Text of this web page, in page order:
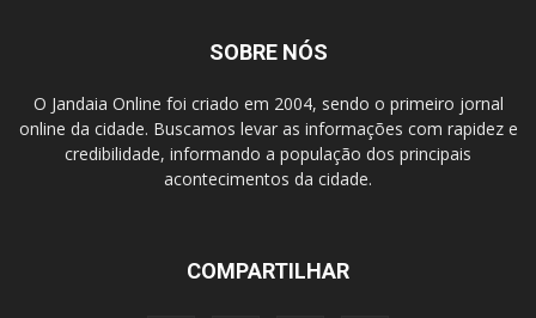
SOBRE NÓS
O Jandaia Online foi criado em 2004, sendo o primeiro jornal
online da cidade. Buscamos levar as informações com rapidez e
credibilidade, informando a população dos principais
acontecimentos da cidade.
COMPARTILHAR